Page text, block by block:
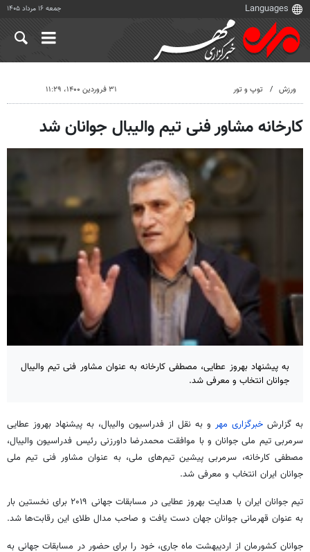
جمعه ۱۶ مرداد ۱۴۰۵
ورزش توپ و تور ۳۱ فروردین ۱۴۰۰، ۱۱:۲۹
کارخانه مشاور فنی تیم والیبال جوانان شد
به پیشنهاد بهروز عطایی، مصطفی کارخانه به عنوان مشاور فنی تیم والیبال
جوانان انتخاب و معرفی شد.
به گزارش خبرگزاری مهر و به نقل از فدراسیون والیبال، به پیشنهاد بهروز عطایی
سرمربی تیم ملی جوانان و با موافقت محمدرضا داورزنی رئیس فدراسیون والیبال،
مصطفی کارخانه، سرمربی پیشین تیم‌های ملی، به عنوان مشاور فنی تیم ملی
جوانان ایران انتخاب و معرفی شد.
تیم جوانان ایران با هدایت بهروز عطایی در مسابقات جهانی ۲۰۱۹ برای نخستین بار
به عنوان قهرمانی جوانان جهان دست یافت و صاحب مدال طلای این رقابت‌ها شد.
جوانان کشورمان از اردیبهشت ماه جاری، خود را برای حضور در مسابقات جهانی به